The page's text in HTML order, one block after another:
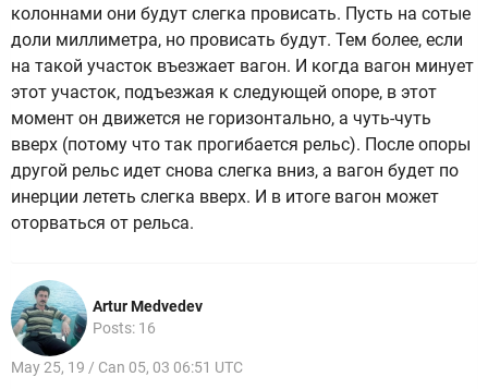
колоннами они будут слегка провисать. Пусть на сотые
доли миллиметра, но провисать будут. Тем более, если
на такой участок въезжает вагон. И когда вагон минует
этот участок, подъезжая к следующей опоре, в этот
момент он движется не горизонтально, а чуть-чуть
вверх (потому что так прогибается рельс). После опоры
другой рельс идет снова слегка вниз, а вагон будет по
инерции лететь слегка вверх. И в итоге вагон может
оторваться от рельса.
Artur Medvedev
Posts: 16
May 25, 19 / Can 05, 03 06:51 UTC